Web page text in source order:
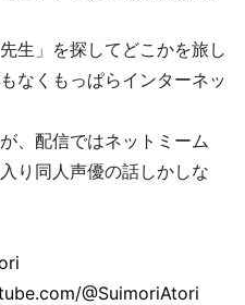
生」を探してどこかを旅し
なくもっぱらインターネッ
、配信ではネットミーム
り同人声優の話しかしな
@SuimoriAtori